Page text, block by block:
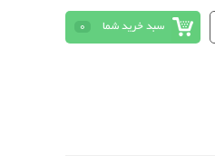
سبد خرید شما 0